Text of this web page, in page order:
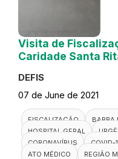
Visita de
Caridade Santa
DEFIS
07 de June de 2021
FISCALIZAÇÃO
BARRA
HOSPITAL GERAL
CORONAVÍRUS
COVID-
ATO MÉDICO
REGIÃO